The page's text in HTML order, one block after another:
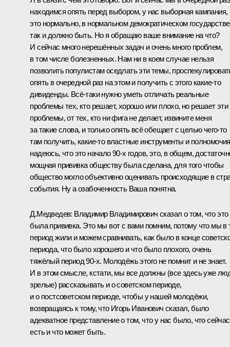
находимся опять перед выбором, у нас выборная кампания,
это нормально, в нормальном демократическом государстве
так и должно быть. Но я обращаю ваше внимание на что?
И сейчас много нерешённых задач и очень много проблем,
в том числе болезненных. Нам ни в коем случае нельзя
позволить популистам оседлать эти темы,
опять в очередной раз на этом и получить с этого какие‑то
дивиденды. Всё‑таки нужно уметь отличать реальные
проблемы тех, кто решает, хорошо или плохо, но решает эти
проблемы, от тех, кто ни фига не делает, извините меня
за такие слова, и только опять всё обещает с целью чего‑то
там получить, какие‑то властные инструменты и
надеюсь, что это начало 90-х годов, это, в общем,
мощная прививка обществу была сделана, для того чтобы
общество могло объективно оценивать происходящие в
события. Ну а озабоченность Ваша понятна.
Д.Медведев: Владимир Владимирович сказал о том, что это
была прививка. Это мы вот с вами помним, потому что мы в
период жили и можем сравнивать, как было в конце
периода, что было хорошего и что было плохого, очень
тяжёлый период 90-х. Молодёжь этого не помнит и не знает.
И в этом смысле, кстати, мы все должны (все здесь уже
зрелые) рассказывать и о советском периоде,
и о постсоветском периоде, чтобы у нашей молодёжи,
возвращаясь к тому, что Игорь Иванович сказал, было
адекватное представление о том, что у нас было, что сейчас
есть и что может быть.